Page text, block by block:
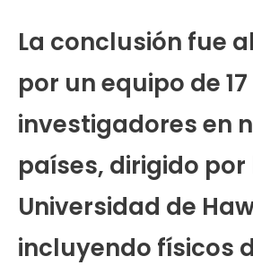
La conclusión fue
por un equipo de 17
investigadores en
países, dirigido por
Universidad de
incluyendo físicos